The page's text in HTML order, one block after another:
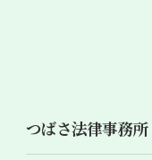
つばさ法律事務所